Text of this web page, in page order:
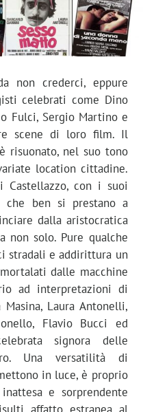
non crederci, eppure
celebrati come Dino
Fulci, Sergio Martino e
scene di loro film. Il
risuonato, nel suo tono
location cittadine.
con i suoi
che ben si prestano a
dalla aristocratica
non solo. Pure qualche
stradali e addirittura un
dalle macchine
ad interpretazioni di
Laura Antonelli,
Flavio Bucci ed
signora delle
Una versatilità di
in luce, è proprio
e sorprendente